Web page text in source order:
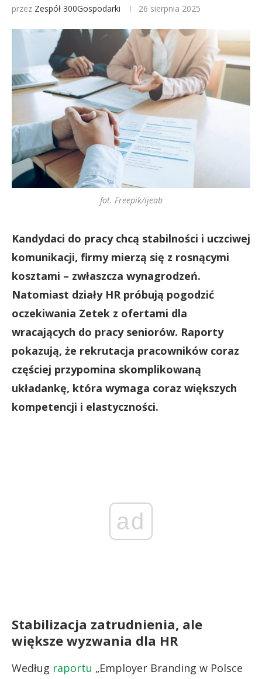
przez Zespół 300Gospodarki 26 sierpnia 2025
fot. Freepik/ijeab
Kandydaci do pracy chcą stabilności i uczciwej
komunikacji, firmy mierzą się z rosnącymi
kosztami – zwłaszcza wynagrodzeń.
Natomiast działy HR próbują pogodzić
oczekiwania Zetek z ofertami dla
wracających do pracy seniorów. Raporty
pokazują, że rekrutacja pracowników coraz
częściej przypomina skomplikowaną
układankę, która wymaga coraz większych
kompetencji i elastyczności.
ad
Stabilizacja zatrudnienia, ale
większe wyzwania dla HR
Według raportu „Employer Branding w Polsce